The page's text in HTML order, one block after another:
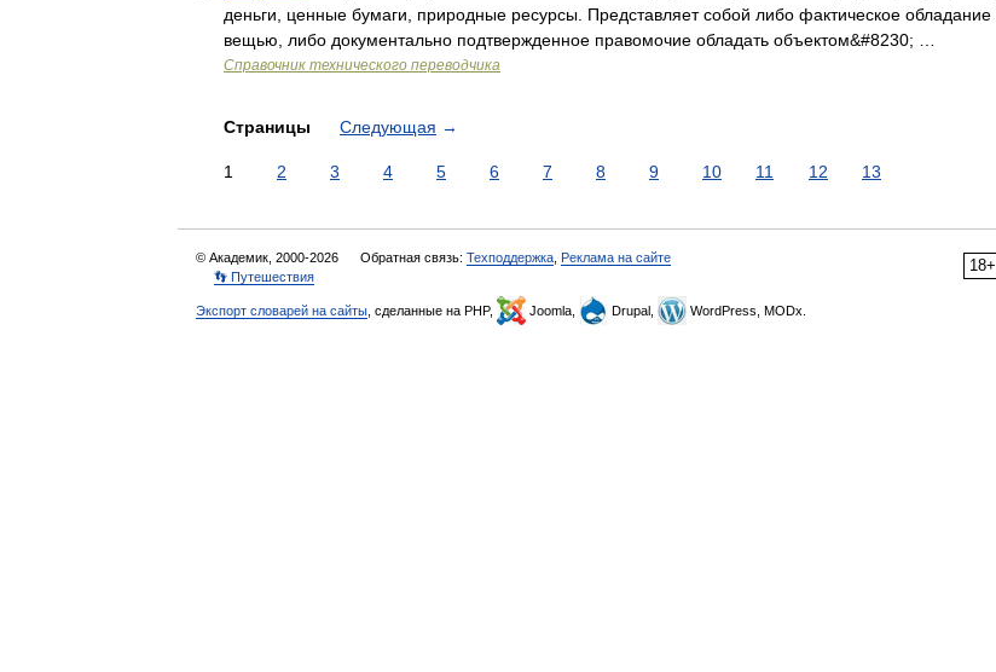
деньги, ценные бумаги, природные ресурсы. Представляет собой либо фактическое обладание
вещью, либо документально подтвержденное правомочие обладать объектом&#8230; …
Справочник технического переводчика
Страницы Следующая →
1 2 3 4 5 6 7 8 9 10 11 12 13
18+
© Академик, 2000-2026 Обратная связь: Техподдержка Реклама на сайте
👣 Путешествия
Экспорт словарей на сайты , сделанные на PHP, Joomla, Drupal, WordPress, MODx.